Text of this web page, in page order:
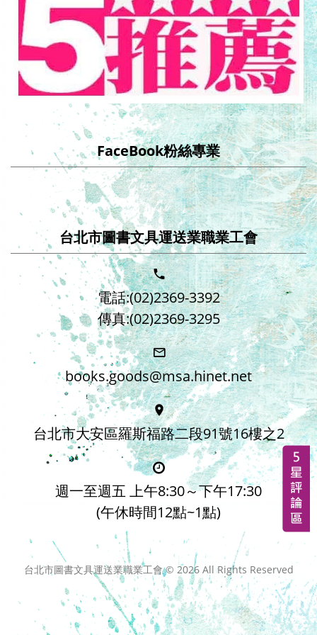
FaceBook粉絲專業
台北市圖書文具運送業職業工會
電話:(02)2369-3392
傳真:(02)2369-3295
books.goods@msa.hinet.net
台北市大安區羅斯福路二段91號16樓之2
週一至週五 上午8:30～下午17:30
(午休時間12點~1點)
台北市圖書文具運送業職業工會 © 2026All Rights Reserved